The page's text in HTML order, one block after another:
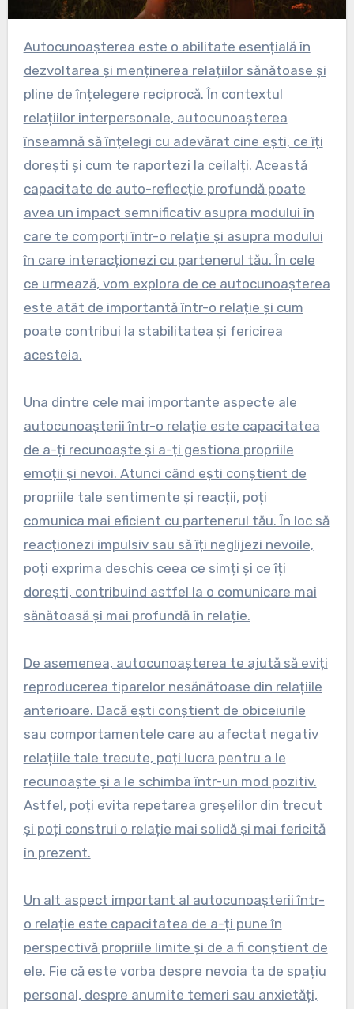
Autocunoașterea este o abilitate esențială în
dezvoltarea și menținerea relațiilor sănătoase și
pline de înțelegere reciprocă. În contextul
relațiilor interpersonale, autocunoașterea
înseamnă să înțelegi cu adevărat cine ești, ce îți
dorești și cum te raportezi la ceilalți. Această
capacitate de auto-reflecție profundă poate
avea un impact semnificativ asupra modului în
care te comporți într-o relație și asupra modului
în care interacționezi cu partenerul tău. În cele
ce urmează, vom explora de ce autocunoașterea
este atât de importantă într-o relație și cum
poate contribui la stabilitatea și fericirea
acesteia.
Una dintre cele mai importante aspecte ale
autocunoașterii într-o relație este capacitatea
de a-ți recunoaște și a-ți gestiona propriile
emoții și nevoi. Atunci când ești conștient de
propriile tale sentimente și reacții, poți
comunica mai eficient cu partenerul tău. În loc să
reacționezi impulsiv sau să îți neglijezi nevoile,
poți exprima deschis ceea ce simți și ce îți
dorești, contribuind astfel la o comunicare mai
sănătoasă și mai profundă în relație.
De asemenea, autocunoașterea te ajută să eviți
reproducerea tiparelor nesănătoase din relațiile
anterioare. Dacă ești conștient de obiceiurile
sau comportamentele care au afectat negativ
relațiile tale trecute, poți lucra pentru a le
recunoaște și a le schimba într-un mod pozitiv.
Astfel, poți evita repetarea greșelilor din trecut
și poți construi o relație mai solidă și mai fericită
în prezent.
Un alt aspect important al autocunoașterii într-
o relație este capacitatea de a-ți pune în
perspectivă propriile limite și de a fi conștient de
ele. Fie că este vorba despre nevoia ta de spațiu
personal, despre anumite temeri sau anxietăți,